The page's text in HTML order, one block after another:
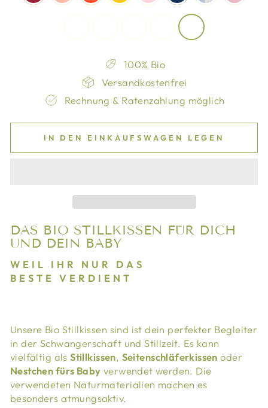
100% Bio
Versandkostenfrei
Rechnung & Ratenzahlung möglich
IN DEN EINKAUFSWAGEN LEGEN
DAS BIO STILLKISSEN FÜR DICH
UND DEIN BABY
WEIL IHR NUR DAS
BESTE VERDIENT
Unsere Bio Stillkissen sind ist dein perfekter Begleiter
in der Schwangerschaft und Stillzeit. Es kann
vielfältig alsStillkissen, Seitenschläferkissen oder
Nestchen fürs Baby verwendet werden. Die
verwendeten Naturmaterialien machen es
besonders atmungsaktiv.